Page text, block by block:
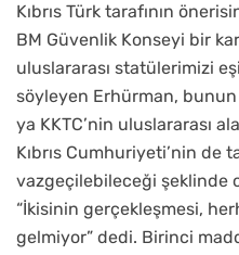
Kıbrıs Türk tarafının
BM Güvenlik Konseyi bir
uluslararası statülerimizi
söyleyen Erhürman,
ya KKTC’nin uluslararası
Kıbrıs Cumhuriyeti’nin de
vazgeçilebileceği şeklinde
“İkisinin gerçekleşmesi,
gelmiyor” dedi. Birinci